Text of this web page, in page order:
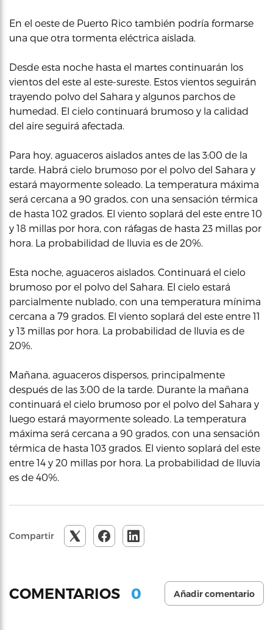
En el oeste de Puerto Rico también podría formarse
una que otra tormenta eléctrica aislada.
Desde esta noche hasta el martes continuarán los
vientos del este al este-sureste. Estos vientos seguirán
trayendo polvo del Sahara y algunos parchos de
humedad. El cielo continuará brumoso y la calidad
del aire seguirá afectada.
Para hoy, aguaceros aislados antes de las 3:00 de la
tarde. Habrá cielo brumoso por el polvo del Sahara y
estará mayormente soleado. La temperatura máxima
será cercana a 90 grados, con una sensación térmica
de hasta 102 grados. El viento soplará del este entre 10
y 18 millas por hora, con ráfagas de hasta 23 millas por
hora. La probabilidad de lluvia es de 20%.
Esta noche, aguaceros aislados. Continuará el cielo
brumoso por el polvo del Sahara. El cielo estará
parcialmente nublado, con una temperatura mínima
cercana a 79 grados. El viento soplará del este entre 11
y 13 millas por hora. La probabilidad de lluvia es de
20%.
Mañana, aguaceros dispersos, principalmente
después de las 3:00 de la tarde. Durante la mañana
continuará el cielo brumoso por el polvo del Sahara y
luego estará mayormente soleado. La temperatura
máxima será cercana a 90 grados, con una sensación
térmica de hasta 103 grados. El viento soplará del este
entre 14 y 20 millas por hora. La probabilidad de lluvia
es de 40%.
Compartir
COMENTARIOS 0 Añadir comentario